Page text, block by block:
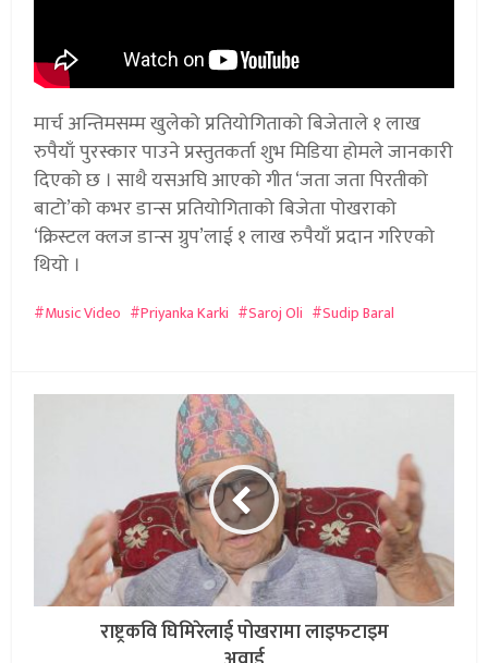
मार्च अन्तिमसम्म खुलेको प्रतियोगिताको बिजेताले १ लाख
रुपैयाँ पुरस्कार पाउने प्रस्तुतकर्ता शुभ मिडिया होमले जानकारी
दिएको छ । साथै यसअघि आएको गीत ‘जता जता पिरतीको
बाटो’को कभर डान्स प्रतियोगिताको बिजेता पोखराको
‘क्रिस्टल क्लज डान्स ग्रुप’लाई १ लाख रुपैयाँ प्रदान गरिएको
थियो ।
Music Video Priyanka Karki Saroj Oli Sudip Baral
राष्ट्रकवि घिमिरेलाई पोखरामा लाइफटाइम